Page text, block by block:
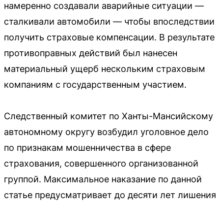
намеренно создавали аварийные ситуации —
сталкивали автомобили — чтобы впоследствии
получить страховые компенсации. В результате
противоправных действий был нанесен
материальный ущерб нескольким страховым
компаниям с государственным участием.
Следственный комитет по Ханты-Мансийскому
автономному округу возбудил уголовное дело
по признакам мошенничества в сфере
страхования, совершенного организованной
группой. Максимальное наказание по данной
статье предусматривает до десяти лет лишения